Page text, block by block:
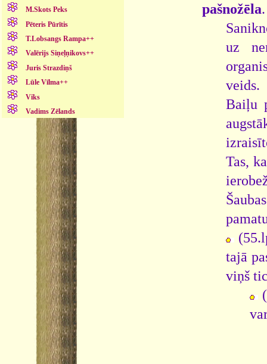
M.Skots Peks
Pēteris Pūrītis
T.Lobsangs Rampa++
Valērijs Siņeļņikovs++
Juris Strazdiņš
Lūle Vīlma++
Viks
Vadims Zēlands
pašnožēla.
uz
veids.
Baiļu
Tas,
tajā
viņš